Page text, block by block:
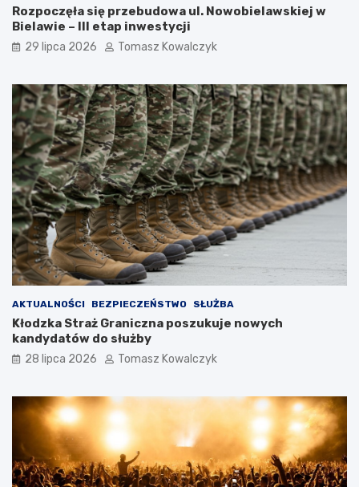
Rozpoczęła się przebudowa ul. Nowobielawskiej w
Bielawie – III etap inwestycji
29 lipca 2026 Tomasz Kowalczyk
AKTUALNOŚCI BEZPIECZEŃSTWO SŁUŻBA
Kłodzka Straż Graniczna poszukuje nowych
kandydatów do służby
28 lipca 2026 Tomasz Kowalczyk